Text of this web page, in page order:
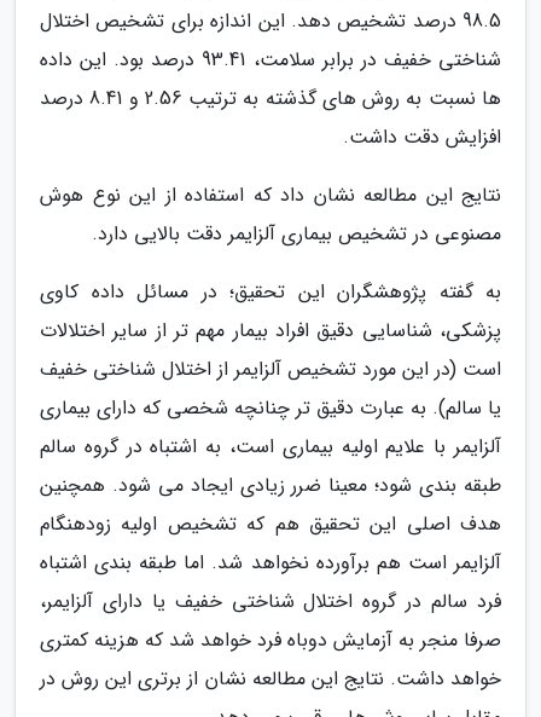
98.5 درصد تشخیص دهد. این اندازه برای تشخیص اختلال
شناختی خفیف در برابر سلامت، 93.41 درصد بود. این داده
ها نسبت به روش های گذشته به ترتیب 2.56 و 8.41 درصد
افزایش دقت داشت.
نتایج این مطالعه نشان داد که استفاده از این نوع هوش
مصنوعی در تشخیص بیماری آلزایمر دقت بالایی دارد.
به گفته پژوهشگران این تحقیق؛ در مسائل داده کاوی
پزشکی، شناسایی دقیق افراد بیمار مهم تر از سایر اختلالات
است (در این مورد تشخیص آلزایمر از اختلال شناختی خفیف
یا سالم). به عبارت دقیق تر چنانچه شخصی که دارای بیماری
آلزایمر با علایم اولیه بیماری است، به اشتباه در گروه سالم
طبقه بندی شود؛ معینا ضرر زیادی ایجاد می شود. همچنین
هدف اصلی این تحقیق هم که تشخیص اولیه زودهنگام
آلزایمر است هم برآورده نخواهد شد. اما طبقه بندی اشتباه
فرد سالم در گروه اختلال شناختی خفیف یا دارای آلزایمر،
صرفا منجر به آزمایش دوباه فرد خواهد شد که هزینه کمتری
خواهد داشت. نتایج این مطالعه نشان از برتری این روش در